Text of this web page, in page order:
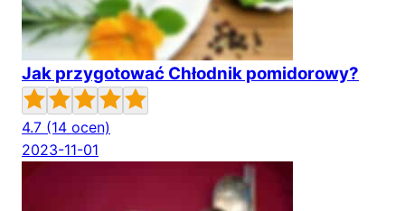
Jak przygotować Chłodnik pomidorowy?
4.7 (14 ocen)
2023-11-01